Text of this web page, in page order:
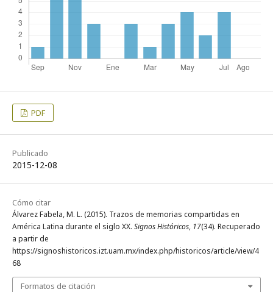
PDF
Publicado
2015-12-08
Cómo citar
Álvarez Fabela, M. L. (2015). Trazos de memorias compartidas en
América Latina durante el siglo XX. Signos Históricos, 17(34). Recuperado
a partir de
https://signoshistoricos.izt.uam.mx/index.php/historicos/article/view/4
68
Formatos de citación